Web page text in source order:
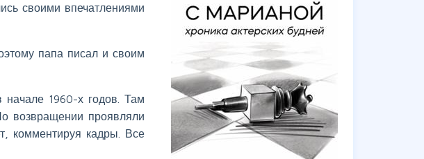
своими впечатлениями
папа писал и своим
1960-х годов. Там
возвращении проявляли
комментируя кадры. Все